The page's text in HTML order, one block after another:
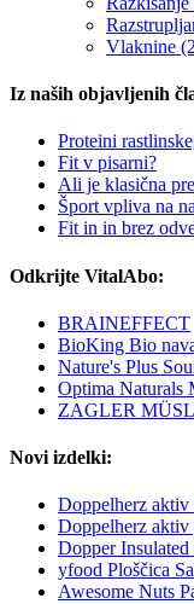
Vlaknine
Iz naših objavljenih
Proteini
Fit v pisarni?
Ali je klasična
Šport vpliva na
Fit in in brez
Odkrijte VitalAbo:
BRAINEFFECT
BioKing Bio
Nature's Plus
Optima Naturals
ZAGLER
Novi izdelki:
Doppelherz aktiv
Doppelherz
Dopper
yfood Ploščica
Awesome Nuts